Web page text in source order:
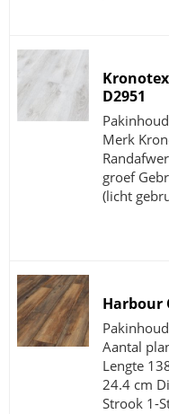
D2951
Merk
groef
(licht
Harbour
Aantal
Lengte
24.4 cm
Strook 1-